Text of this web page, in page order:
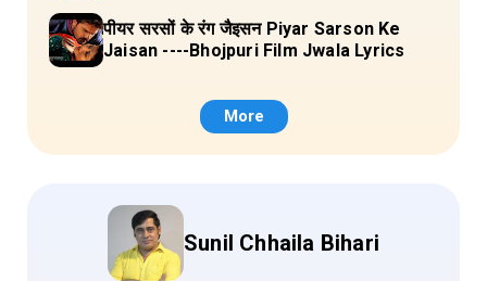
पीयर सरसों के रंग जैइसन Piyar Sarson Ke
Jaisan ----Bhojpuri Film Jwala Lyrics
More
Sunil Chhaila Bihari